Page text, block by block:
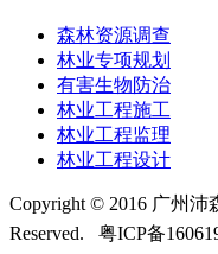
森林资源调查
林业专项规划
有害生物防治
林业工程施工
林业工程监理
林业工程设计
Copyright © 2016 广州
Reserved.
粤ICP备